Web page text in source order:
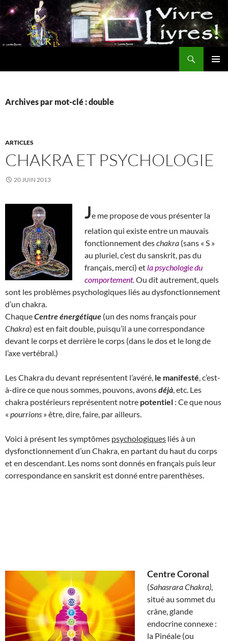
Aller
au
contenu
Archives par mot-clé : double
ARTICLES
CHAKRA ET PSYCHOLOGIE
20 JUIN 2013
Je me propose de vous présenter la
relation qui existe entre un mauvais
fonctionnement deschakra (sans « S »
au pluriel, c’est du sanskrit, pas du
français, merci) et la psychologie du
comportement. Ou dit autrement, quels
sont les problèmes psychologiques liés au dysfonctionnement
d’un chakra.
ChaqueCentre énergétique (un des noms français pour
Chakra) est en fait double, puisqu’il a une correspondance
devant le corps et derrière le corps (dans le dos et le long de
l’axe vertébral.)
Les Chakra du devant représentent l’avéré, le manifesté , c’est-
à-dire ce que nous sommes, pouvons, avonsdéjà , etc. Les
chakra postérieurs représentent notre potentiel : Ce que nous
« pourrions » être, dire, faire, par ailleurs.
Voici à présent les symptômes psychologiques liés à un
dysfonctionnement d’un Chakra, en partant du haut du corps
et en descendant. Les noms sont donnés en français puis leur
correspondance en sanskrit est donné entre parenthèses.
Centre Coronal
(Sahasrara Chakra)
situé au sommet du
crâne, glande
endocrine connexe :
la Pinéale (ou